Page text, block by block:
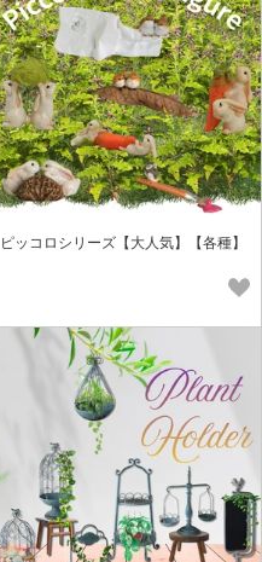
ピッコロシリーズ【大人気】【各種】